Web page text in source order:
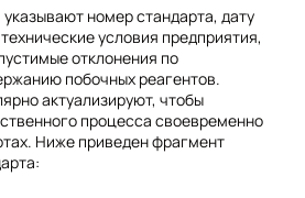
номер стандарта, дату
условия предприятия,
отклонения по
побочных реагентов.
актуализируют, чтобы
процесса своевременно
Ниже приведен фрагмент